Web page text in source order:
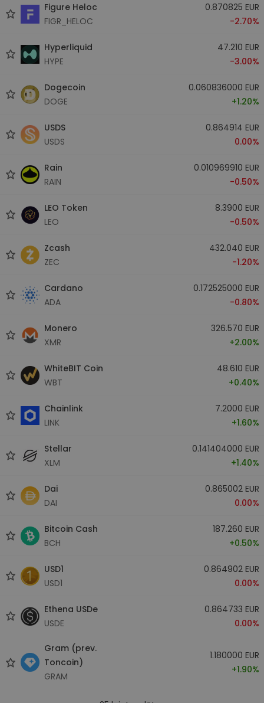
Figure Heloc
FIGR_HELOC
0.870825 EUR
-2.70%
Hyperliquid
HYPE
47.210 EUR
-3.00%
Dogecoin
DOGE
0.060836000 EUR
+1.20%
USDS
USDS
0.864914 EUR
0.00%
Rain
RAIN
0.010969910 EUR
-0.50%
LEO Token
LEO
8.3900 EUR
-0.50%
Zcash
ZEC
432.040 EUR
-1.20%
Cardano
ADA
0.172525000 EUR
-0.80%
Monero
XMR
326.570 EUR
+2.00%
WhiteBIT Coin
WBT
48.610 EUR
+0.40%
Chainlink
LINK
7.2000 EUR
+1.60%
Stellar
XLM
0.141404000 EUR
+1.40%
Dai
DAI
0.865002 EUR
0.00%
Bitcoin Cash
BCH
187.260 EUR
+0.50%
USD1
USD1
0.864902 EUR
0.00%
Ethena USDe
USDE
0.864733 EUR
0.00%
Gram (prev.
Toncoin)
GRAM
1.180000 EUR
+1.90%